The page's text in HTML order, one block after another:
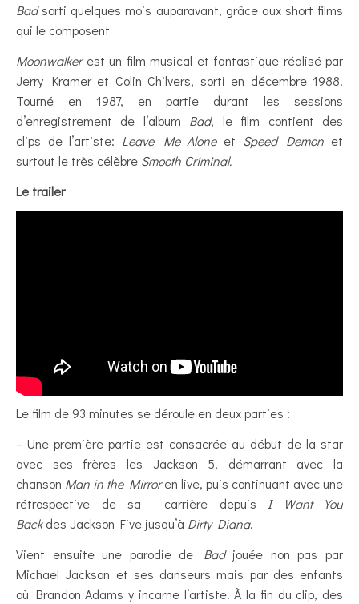
Badsorti quelques mois auparavant, grâce aux short films
qui le composent
Moonwalkerest un film musical et fantastique réalisé par
Jerry Kramer et Colin Chilvers, sorti en décembre 1988.
Tourné en 1987, en partie durant les sessions
d’enregistrement de l’album Bad, le film contient des
clips de l’artiste: Leave Me Aloneet Speed Demon et
surtout le très célèbre Smooth Criminal.
Le trailer
Le film de 93 minutes se déroule en deux parties :
– Une première partie est consacrée au début de la star
avec ses frères les Jackson 5, démarrant avec la
chanson Man in the Mirroren live, puis continuant avec une
rétrospective de sa carrière depuis I Want You
Backdes Jackson Five jusqu’à Dirty Diana.
Vient ensuite une parodie de Badjouée non pas par
Michael Jackson et ses danseurs mais par des enfants
où Brandon Adams y incarne l’artiste. À la fin du clip, des